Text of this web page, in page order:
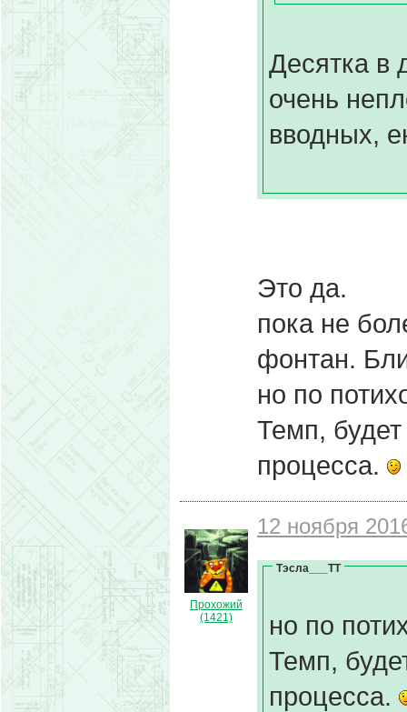
Десятка в
очень
вводных,
Это да.
пока не
фонтан.
но по
Темп,
процесса.
Прохожий
(1421)
12 ноября
Тэсла___ТТ
но по
Темп,
процесса.